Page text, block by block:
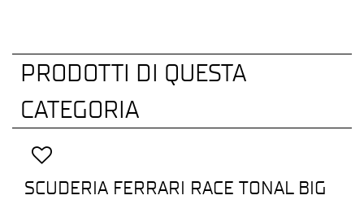
PRODOTTI DI QUESTA
CATEGORIA
SCUDERIA FERRARI RACE TONAL BIG